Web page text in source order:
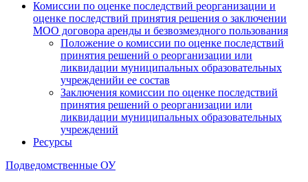
Комиссии по оценке последствий реорганизации и
оценке последствий принятия решения о заключении
МОО договора аренды и безвозмездного пользования
Положение о комиссии по оценке последствий
принятия решений о реорганизации или
ликвидации муниципальных образовательных
учрежденийи ее состав
Заключения комиссии по оценке последствий
принятия решений о реорганизации или
ликвидации муниципальных образовательных
учреждений
Ресурсы
Подведомственные ОУ